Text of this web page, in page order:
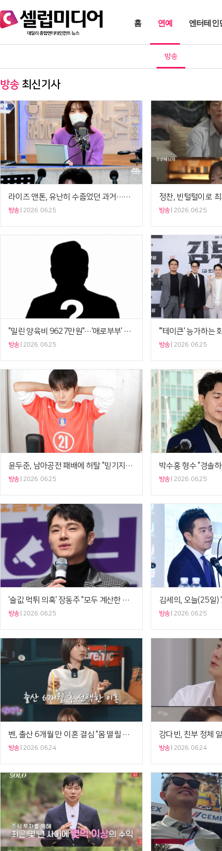
홈 연예
방송
엔터테인
방송최신기사
라이즈 앤톤, 유난히 수줍었던 과거…김이나 "두더지 같았다"('별밤')[셀럽캡처]
방송 2026. 06.25 방송 2026. 06.25
"밀린 양육비 9627만원"…'애로부부' 개그맨 반박에 전처 추가 폭로[셀럽이슈]
방송 2026. 06.25 방송 2026. 06.25
윤두준, 남아공전 패배에 허탈 "믿기지 않는다, 꿈인가"
방송 2026. 06.25 방송 2026. 06.25
'술값 먹튀 의혹' 장동주 "모두 계산한 상태…법적 대응 준비 중"
방송 2026. 06.25 방송 2026. 06.25
벤, 출산 6개월 만 이혼 결심 "몸 떨릴 정도로 무서웠다"('형수는케이윌')[셀럽캡처]
방송 2026. 06.24 방송 2026. 06.24